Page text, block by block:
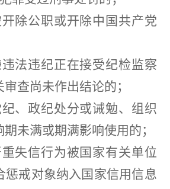
开除公职或开除中国共产党
法违纪正在接受纪检监察
查尚未作出结论的；
、政纪处分或诫勉、组织
未满或期满影响使用的；
重失信行为被国家有关单位
惩戒对象纳入国家信用信息